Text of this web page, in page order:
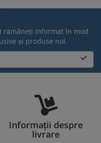
rămâneți informat în mod
și produse noi.
Informații despre
livrare